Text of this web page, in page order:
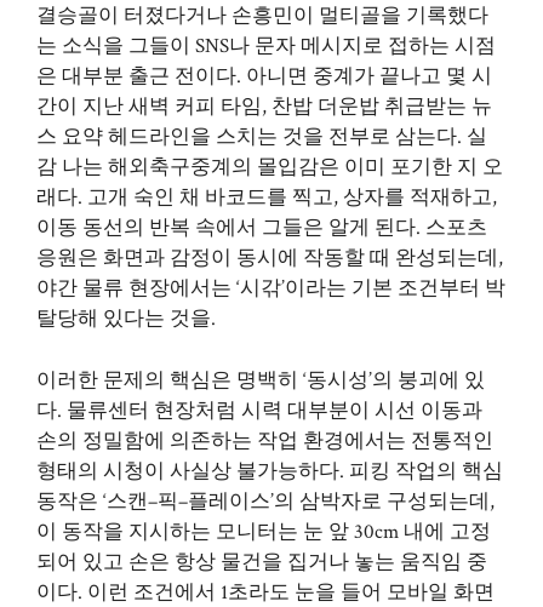
결승골이 터졌다거나 손흥민이 멀티골을 기록했다
는 소식을 그들이 SNS나 문자 메시지로 접하는 시점
은 대부분 출근 전이다. 아니면 중계가 끝나고 몇 시
간이 지난 새벽 커피 타임, 찬밥 더운밥 취급받는 뉴
스 요약 헤드라인을 스치는 것을 전부로 삼는다. 실
감 나는 해외축구중계의 몰입감은 이미 포기한 지 오
래다. 고개 숙인 채 바코드를 찍고, 상자를 적재하고,
이동 동선의 반복 속에서 그들은 알게 된다. 스포츠
응원은 화면과 감정이 동시에 작동할 때 완성되는데,
야간 물류 현장에서는 ‘시갂’이라는 기본 조건부터 박
탈당해 있다는 것을.
이러한 문제의 핵심은 명백히 ‘동시성’의 붕괴에 있
다. 물류센터 현장처럼 시력 대부분이 시선 이동과
손의 정밀함에 의존하는 작업 환경에서는 전통적인
형태의 시청이 사실상 불가능하다. 피킹 작업의 핵심
동작은 ‘스캔–픽–플레이스’의 삼박자로 구성되는데,
이 동작을 지시하는 모니터는 눈 앞 30cm 내에 고정
되어 있고 손은 항상 물건을 집거나 놓는 움직임 중
이다. 이런 조건에서 1초라도 눈을 들어 모바일 화면